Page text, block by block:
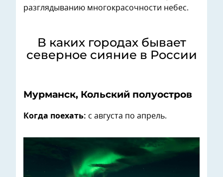
разглядыванию многокрасочности небес.
В каких городах бывает
северное сияние в России
Мурманск, Кольский полуостров
Когда поехать: с августа по апрель.